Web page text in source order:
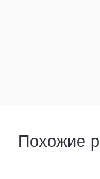
Похожие